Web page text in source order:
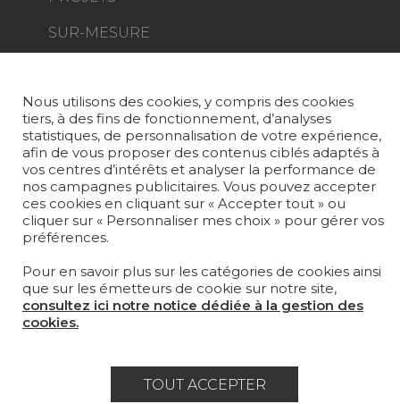
SUR-MESURE
LA MAISON
OÙ NOUS TROUVER ?
Mentions légales
Politique générale de protection des
Condtions générales de vente
Nous utilisons des cookies, y compris des cookies
tiers, à des fins de fonctionnement, d’analyses
statistiques, de personnalisation de votre expérience,
afin de vous proposer des contenus ciblés adaptés à
vos centres d’intérêts et analyser la performance de
nos campagnes publicitaires. Vous pouvez accepter
ces cookies en cliquant sur « Accepter tout » ou
cliquer sur « Personnaliser mes choix » pour gérer vos
préférences.
Pour en savoir plus sur les catégories de cookies ainsi
que sur les émetteurs de cookie sur notre site,
consultez ici notre notice dédiée à la gestion des
cookies.
TOUT ACCEPTER